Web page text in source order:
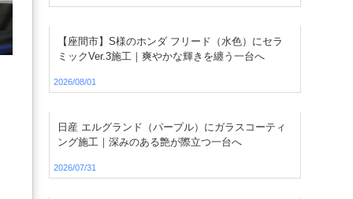
【座間市】S様のホンダ フリード（水色）にセラ
ミックVer.3施工｜爽やかな輝きを纏う一台へ
2026/08/01
日産 エルグランド（パープル）にガラスコーティ
ング施工｜深みのある艶が際立つ一台へ
2026/07/31